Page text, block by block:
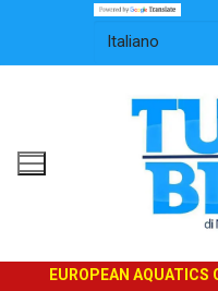
contenuto
EUROPEAN